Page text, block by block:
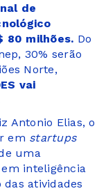
de
80 milhões. Do
30% serão
Norte,
vai
Antonio Elias, o
em startups
uma
inteligência
atividades